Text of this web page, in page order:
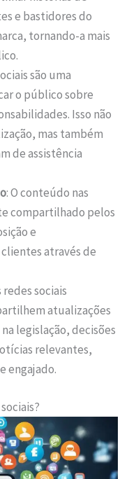
e bastidores do
tornando-a mais
são uma
o público sobre
Isso não
mas também
de assistência
: O conteúdo nas
compartilhado pelos
e
através de
redes sociais
atualizações
legislação, decisões
relevantes,
engajado.